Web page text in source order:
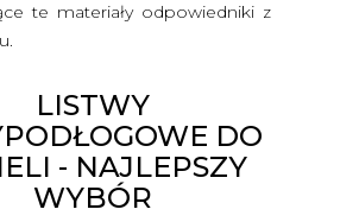
te materiały odpowiedniki z
LISTWY
DO
- NAJLEPSZY
WYBÓR